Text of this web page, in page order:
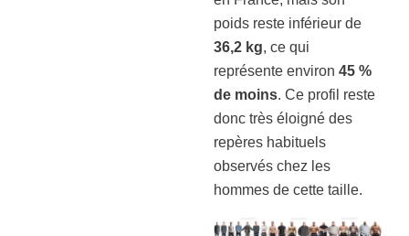
poids reste inférieur de
36,2 kg, ce qui
représente environ 45 %
de moins. Ce profil reste
donc très éloigné des
repères habituels
observés chez les
hommes de cette taille.